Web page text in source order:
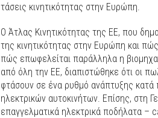
τάσεις κινητικότητας στην Ευρώπη.
Ο Άτλας Κινητικότητας της ΕΕ, που
της κινητικότητας στην Ευρώπη και
πώς επωφελείται παράλληλα η
από όλη την ΕΕ, διαπιστώθηκε ότι οι
φτάσουν σε ένα ρυθμό ανάπτυξης
ηλεκτρικών αυτοκινήτων. Επίσης, στη
επαγγελματικά ηλεκτρικά ποδήλατα –